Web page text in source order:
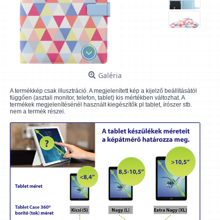
Galéria
A termékkép csak illusztráció. A megjelenített kép a kijelző beállításától
függően (asztali monitor, telefon, tablet) kis mértékben változhat. A
termékek megjelenítésénél használt kiegészítők pl tablet, írószer stb.
nem a termék részei.